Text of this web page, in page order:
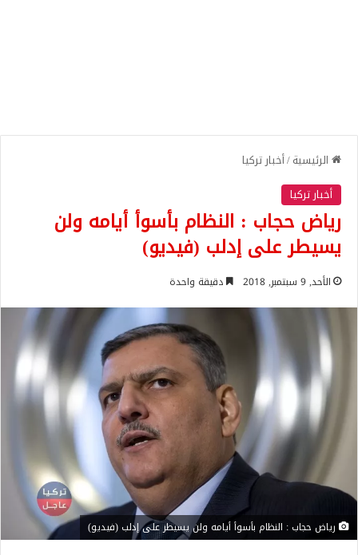
الرئيسية/أخبار تركيا
أخبار تركيا
رياض حجاب : النظام بأسوأ أيامه ولن
يسيطر على إدلب (فيديو)
الأحد, 9 سبتمبر, 2018 دقيقة واحدة
رياض حجاب : النظام بأسوأ أيامه ولن يسيطر على إدلب (فيديو)